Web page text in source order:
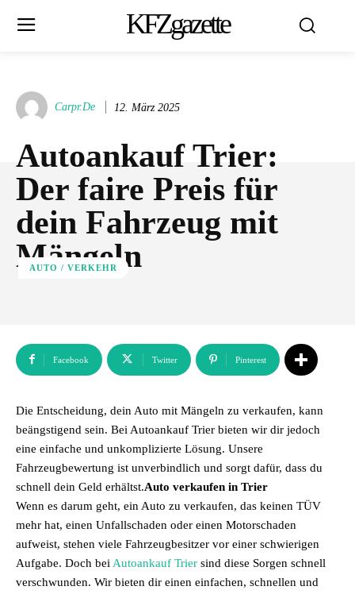
KFZgazette
Carpr.de 12. März 2025
Autoankauf Trier:
Der faire Preis für
dein Fahrzeug mit
Mängeln
AUTO / VERKEHR
Facebook Twitter Pinterest
Die Entscheidung, dein Auto mit Mängeln zu verkaufen, kann
beängstigend sein. Bei Autoankauf Trier bieten wir dir jedoch
eine einfache und unkomplizierte Lösung. Unsere
Fahrzeugbewertung ist unverbindlich und sorgt dafür, dass du
schnell dein Geld erhältst.Auto verkaufen in Trier
Wenn es darum geht, ein Auto zu verkaufen, das keinen TÜV
mehr hat, einen Unfallschaden oder einen Motorschaden
aufweist, stehen viele Fahrzeugbesitzer vor einer schwierigen
Aufgabe. Doch bei Autoankauf Trier sind diese Sorgen schnell
verschwunden. Wir bieten dir einen einfachen, schnellen und